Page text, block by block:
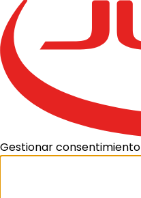
Gestionar consentimiento